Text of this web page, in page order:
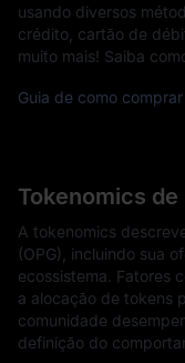
usando diversos
crédito, cartão de
muito mais! Saiba
Guia de como
Tokenomics de
A tokenomics
(OPG), incluindo sua
ecossistema. Fatores
a alocação de tokens
comunidade
definição do